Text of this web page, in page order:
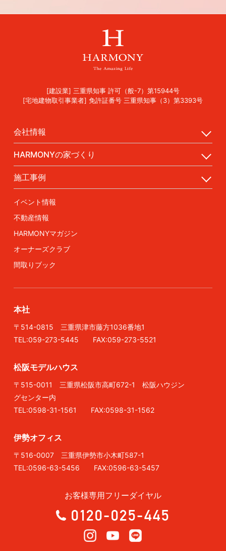
[建設業] 三重県知事 許可（般-7）第15944号
[宅地建物取引事業者] 免許証番号 三重県知事（3）第3393号
会社情報
HARMONYの家づくり
施工事例
イベント情報
不動産情報
HARMONYマガジン
オーナーズクラブ
間取りブック
本社
〒514-0815 三重県津市藤方1036番地1
TEL:059-273-5445 FAX:059-273-5521
松阪モデルハウス
〒515-0011 三重県松阪市高町672-1 松阪ハウジン
グセンター内
TEL:0598-31-1561 FAX:0598-31-1562
伊勢オフィス
〒516-0007 三重県伊勢市小木町587-1
TEL:0596-63-5456 FAX:0596-63-5457
お客様専用フリーダイヤル
0120-025-445